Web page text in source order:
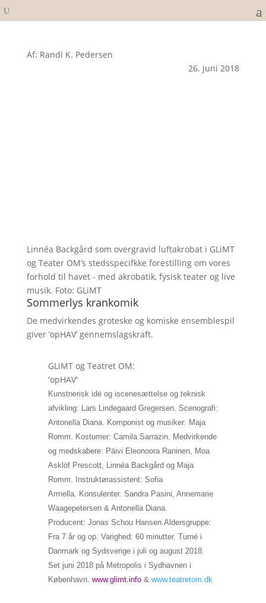
Af: Randi K. Pedersen
26. juni 2018
Linnéa Backgård som overgravid luftakrobat i GLiMT
og Teater OM’s stedsspecifkke forestilling om vores
forhold til havet - med akrobatik, fysisk teater og live
musik. Foto: GLiMT
Sommerlys krankomik
De medvirkendes groteske og komiske ensemblespil
giver ’opHAV’ gennemslagskraft.
GLiMT og Teatret OM:
'opHAV'
Kunstnerisk idé og iscenesættelse og teknisk
afvikling: Lars Lindegaard Gregersen. Scenografi:
Antonella Diana. Komponist og musiker: Maja
Romm. Kostumer: Camila Sarrazin. Medvirkende
og medskabere: Päivi Eleonoora Raninen, Moa
Asklöf Prescott, Linnéa Backgård og Maja
Romm. Instruktørassistent: Sofia
Armella.
Konsulenter. Sandra Pasini, Annemarie
Waagepetersen & Antonella Diana.
Producent: Jonas Schou Hansen. Aldersgruppe:
Fra 7 år og op. Varighed: 60 minutter. Turné i
Danmark og Sydsverige i juli og august 2018.
Set juni 2018 på Metropolis i Sydhavnen i
København. www.glimt.info& www.teatretom.dk